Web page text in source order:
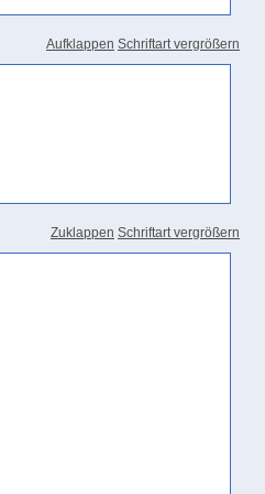
Aufklappen Schriftart vergrößern
Zuklappen Schriftart vergrößern